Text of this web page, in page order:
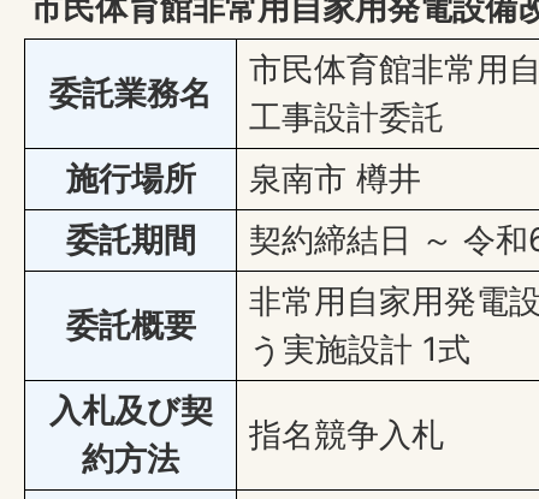
委託業務名
市民体育館非常用
工事設計委託
施行場所
泉南市 樽井
委託期間
契約締結日 ～ 令
委託概要
非常用自家用発電
う実施設計 1式
入札及び契
約方法
指名競争入札